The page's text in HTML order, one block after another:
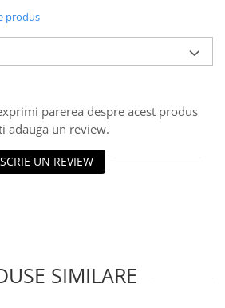
produs
parerea despre acest produs
adauga un review.
SCRIE UN REVIEW
SIMILARE